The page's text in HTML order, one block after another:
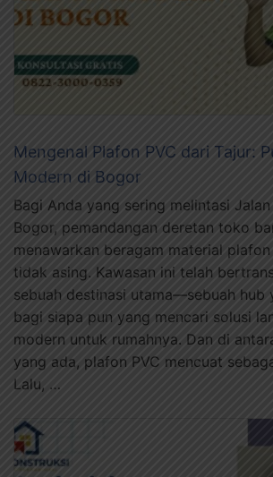
Mengenal Plafon PVC dari Tajur:
Modern di Bogor
Bagi Anda yang sering melintasi Jalan
Bogor, pemandangan deretan toko
menawarkan beragam material
tidak asing. Kawasan ini telah
sebuah destinasi utama—sebuah
bagi siapa pun yang mencari solusi
modern untuk rumahnya. Dan di
yang ada, plafon PVC mencuat
Lalu, …